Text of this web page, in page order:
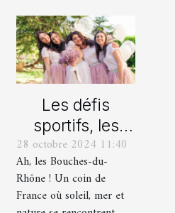
Les défis
sportifs, les
incontournables
de toute
organisation
d’EVG et EVJF
28 octobre 2024 11:40
Ah, les Bouches-du-
Rhône ! Un coin de
France où soleil, mer et